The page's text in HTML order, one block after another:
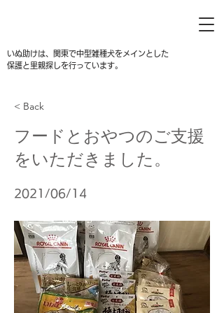
いぬ助けは、関東で中型雑種犬をメインとした
保護と里親探しを行っています。
< Back
フードとおやつのご支援
をいただきました。
2021/06/14